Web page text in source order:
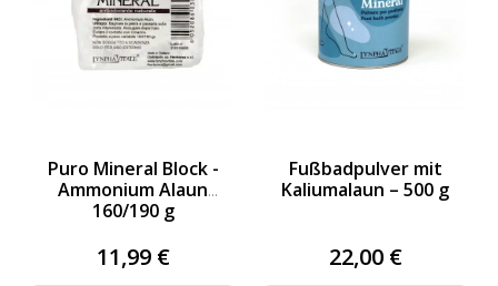
Puro Mineral Block -
Ammonium Alaun
160/190 g
11,99 €
Fußbadpulver mit
Kaliumalaun – 500 g
22,00 €